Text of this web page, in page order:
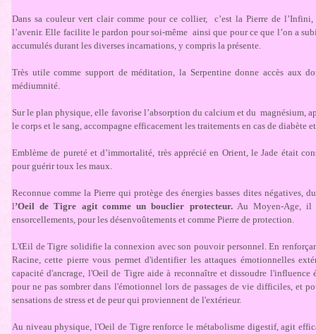
Dans sa couleur vert clair comme pour ce collier, c’est la Pierre de l’Infini,
l’avenir. Elle facilite le pardon pour soi-même ainsi que pour ce que l’on a
accumulés durant les diverses incarnations, y compris la présente.
Très utile comme support de méditation, la Serpentine donne accès aux
médiumnité.
Sur le plan physique, elle favorise l’absorption du calcium et du magnésium,
le corps et le sang, accompagne efficacement les traitements en cas de diabète
Emblème de pureté et d’immortalité, très apprécié en Orient, le Jade était
pour guérir toux les maux.
Reconnue comme la Pierre qui protège des énergies basses dites négatives,
l’Oeil de Tigre agit comme un bouclier protecteur.Au Moyen-Age, il
ensorcellements, pour les désenvoûtements et comme Pierre de protection.
L'Œil de Tigre solidifie la connexion avec son pouvoir personnel. En
Racine, cette pierre vous permet d'identifier les attaques émotionnelles
capacité d'ancrage, l'Oeil de Tigre aide à reconnaître et dissoudre l'influence
pour ne pas sombrer dans l'émotionnel lors de passages de vie difficiles, et
sensations de stress et de peur qui proviennent de l'extérieur.
Au niveau physique, l'Oeil de Tigre renforce le métabolisme digestif, agit